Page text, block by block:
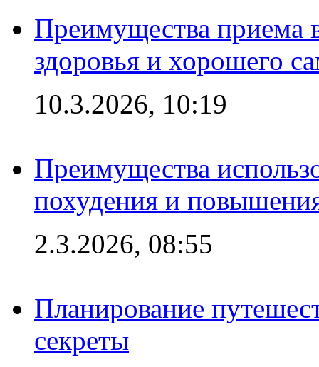
Преимущества приема
здоровья и хорошего
10.3.2026, 10:19
Преимущества
похудения и
2.3.2026, 08:55
Планирование
секреты